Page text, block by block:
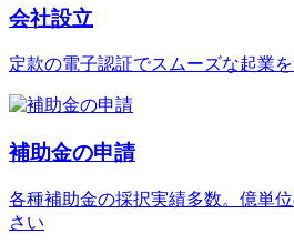
会社設立
定款の電子認証でスムーズな起業
補助金の申請
各種補助金の採択実績多数。億単
さい